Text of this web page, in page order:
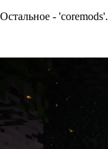
Остальное - 'coremods'.